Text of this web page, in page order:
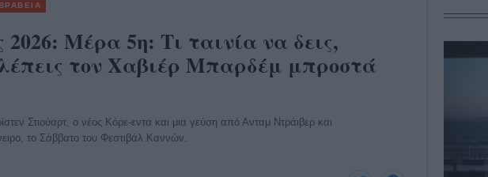
2026: Μέρα 5η: Τι ταινία να δεις,
τον Χαβιέρ Μπαρδέμ μπροστά
Στιούαρτ, ο νέος Κόρε-εντα και μια γεύση από Ανταμ Ντράιβερ και
το Σάββατο του Φεστιβάλ Καννών.